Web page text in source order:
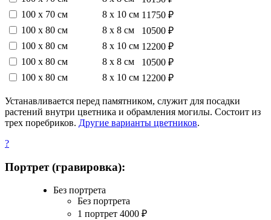
100 х 70 см
8 х 10 см 11750 ₽
100 х 80 см
8 х 8 см
10500 ₽
100 х 80 см
8 х 10 см 12200 ₽
100 х 80 см
8 х 8 см
10500 ₽
100 х 80 см
8 х 10 см 12200 ₽
Устанавливается перед памятником, служит для посадки
растений внутри цветника и обрамления могилы. Состоит из
трех поребриков. Другие варианты цветников.
?
Портрет (гравировка):
Без портрета
Без портрета
1 портрет 4000 ₽